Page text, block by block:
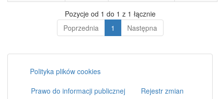
Pozycje od 1 do 1 z 1 łącznie
Poprzednia
1 Następna
Polityka plików cookies
Prawo do informacji publicznej
Rejestr zmian